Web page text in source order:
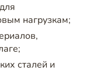
нагрузкам;
сталей и